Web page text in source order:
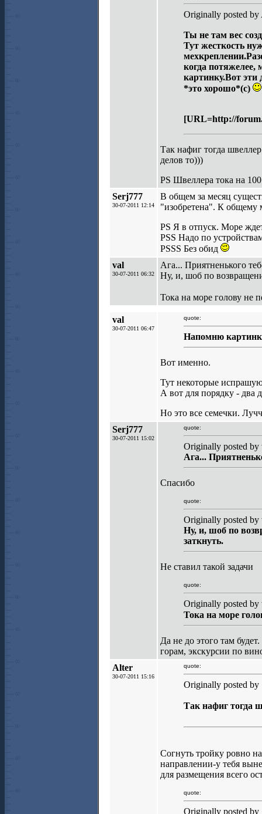
Originally posted by
Ты не там вес
Тут жесткость
когда потяжелее,
картинку.Вот эти
*это хорошо*(с)
[URL=http://
Так нафиг тогда
делов то)))
PS Швеллера тока на
Serj777
30-07-2011 12:14
В общем за месяц
"изобретена". К общему
PS Я в отпуск. Море
PSS Надо по
PSSS Без обид
val
30-07-2011 06:32
Ага... Приятненького
Ну, и, шоб по
Тока на море голову не
val
30-07-2011 06:47
quote:
Напомню
Вот именно.
Тут некоторые
А вот для порядку - два
Но это все семечки.
Serj777
30-07-2011 15:02
quote:
Originally posted by
Ага...
Спасибо
quote:
Originally posted by
Ну, и, шоб по
заткнуть.
Не ставил такой задачи
quote:
Originally posted by
Тока на море
Да не до этого там
горам, экскурсии по
Alter
30-07-2011 15:16
quote:
Originally posted by
Так нафиг тогда
Согнуть тройку ровно
направлении-у тебя
для размещения всего
quote:
Originally posted by